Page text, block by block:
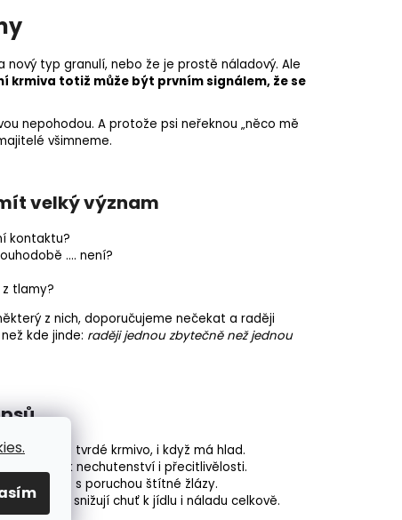
nový typ granulí, nebo že je prostě náladový. Ale
krmiva totiž může být prvním signálem, že se
nepohodou. A protože psi neřeknou „něco mě
všimneme.
velký význam
kontaktu?
.... není?
tlamy?
z nich, doporučujeme nečekat a raději
kde jinde: raději jednou zbytečně než jednou
odmítá tvrdé krmivo, i když má hlad.
vést k nechutenství i přecitlivělosti.
psů s poruchou štítné žlázy.
cestami snižují chuť k jídlu i náladu celkově.